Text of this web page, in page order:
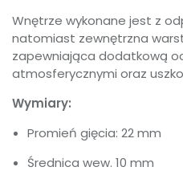
Wnętrze wykonane jest z
natomiast zewnętrzna
zapewniająca dodatkową
atmosferycznymi oraz
Wymiary:
Promień gięcia: 22 mm
Średnica wew. 10 mm